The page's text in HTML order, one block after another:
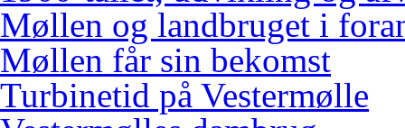
Møllen og landbruget i
Møllen får sin bekomst
Turbinetid på Vestermølle